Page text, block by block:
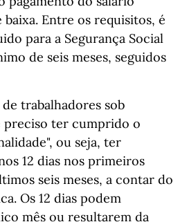
Entre os requisitos, é
para a Segurança Social
de seis meses, seguidos
trabalhadores sob
preciso ter cumprido o
ou seja, ter
12 dias nos primeiros
seis meses, a contar do
Os 12 dias podem
mês ou resultarem da